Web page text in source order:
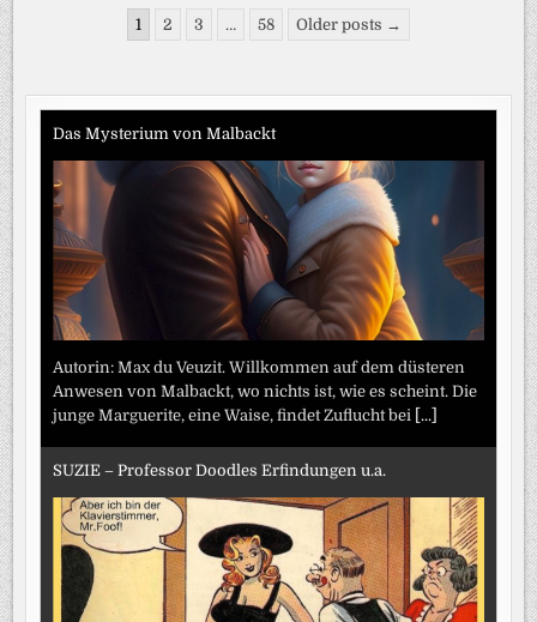
SOZIALDEMOKRATEN
/
Seitennummerierung
Beiträge
1 2 3 … 58 Older posts →
Das Mysterium von Malbackt
Autorin: Max du Veuzit. Willkommen auf dem düsteren
Anwesen von Malbackt, wo nichts ist, wie es scheint. Die
junge Marguerite, eine Waise, findet Zuflucht bei [...]
SUZIE – Professor Doodles Erfindungen u.a.